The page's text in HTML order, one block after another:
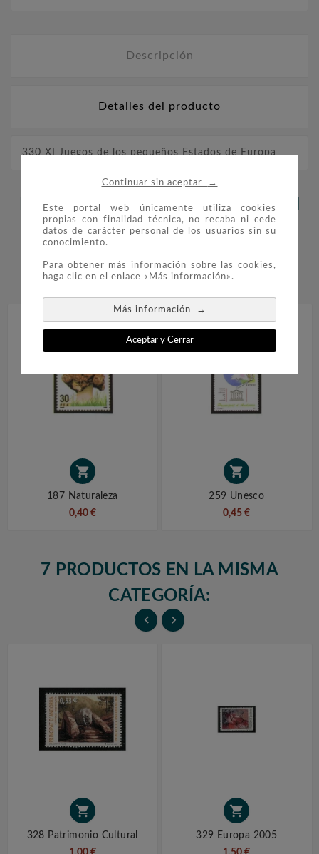
Continuar sin aceptar →
Este portal web únicamente utiliza cookies
propias con finalidad técnica, no recaba ni cede
datos de carácter personal de los usuarios sin su
conocimiento.
Para obtener más información sobre las cookies,
haga clic en el enlace «Más información».
Más información →
Aceptar y Cerrar
Descripción
Detalles del producto
330 XI Juegos de los pequeños Estados de Europa
LOS CLIENTES QUE ADQUIRIERON
ESTE PRODUCTO TAMBIÉN
 

187 Naturaleza
0,40 €

259 Unesco
0,45 €
7 PRODUCTOS EN LA MISMA
CATEGORÍA:
 

328 Patrimonio Cultural

329 Europa 2005